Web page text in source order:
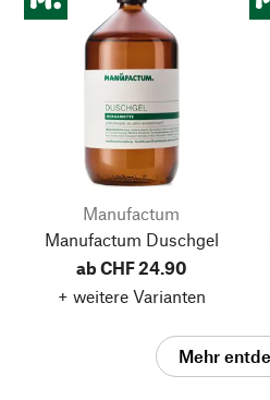
Manufactum
Manufactum Duschgel
ab CHF 24.90
+ weitere Varianten
Mehr